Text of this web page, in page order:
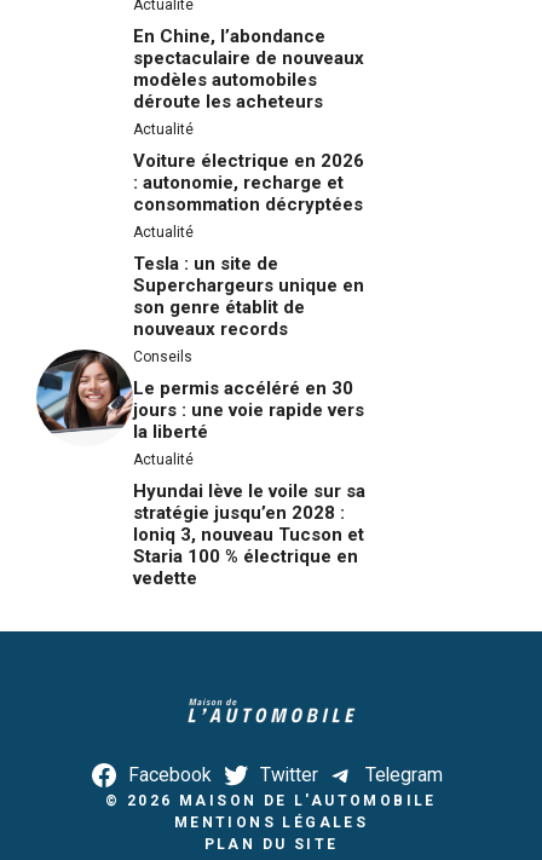
Actualité
En Chine, l’abondance
spectaculaire de nouveaux
modèles automobiles
déroute les acheteurs
Actualité
Voiture électrique en 2026
: autonomie, recharge et
consommation décryptées
Actualité
Tesla : un site de
Superchargeurs unique en
son genre établit de
nouveaux records
Conseils
Le permis accéléré en 30
jours : une voie rapide vers
la liberté
Actualité
Hyundai lève le voile sur sa
stratégie jusqu’en 2028 :
Ioniq 3, nouveau Tucson et
Staria 100 % électrique en
vedette
Facebook Twitter Telegram
© 2026
MAISON DE L'AUTOMOBILE
MENTIONS LÉGALES
PLAN DU SITE